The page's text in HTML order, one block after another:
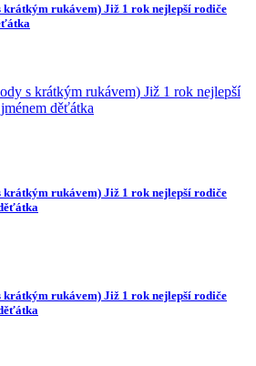
krátkým rukávem) Již 1 rok nejlepší rodiče
krátkým rukávem) Již 1 rok nejlepší rodiče
krátkým rukávem) Již 1 rok nejlepší rodiče